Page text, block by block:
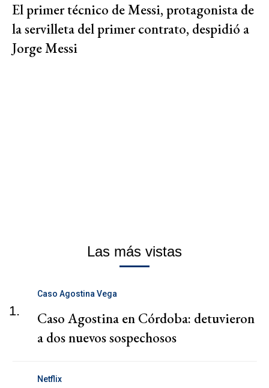
El primer técnico de Messi, protagonista de
la servilleta del primer contrato, despidió a
Jorge Messi
Las más vistas
1.
Caso Agostina Vega
Caso Agostina en Córdoba: detuvieron
a dos nuevos sospechosos
Netflix